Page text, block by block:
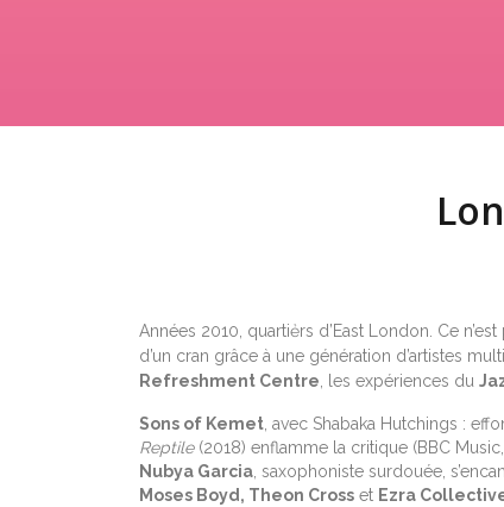
Années 2010, quartiẻrs d’East London. Ce
d’un cran grâce à une génération d’artistes
Refreshment Centre , les expériences du
Sons of Kemet , avec Shabaka Hutchings :
Reptile(2018) enflamme la critique (BBC Music,
Nubya Garcia , saxophoniste surdouée,
Moses Boyd, Theon Cross et Ezra